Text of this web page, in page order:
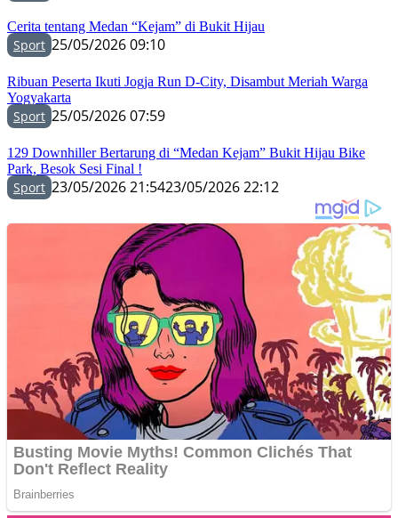
Cerita tentang Medan “Kejam” di Bukit Hijau
Sport 25/05/2026 09:10
Ribuan Peserta Ikuti Jogja Run D-City, Disambut Meriah Warga
Yogyakarta
Sport 25/05/2026 07:59
129 Downhiller Bertarung di “Medan Kejam” Bukit Hijau Bike
Park, Besok Sesi Final !
Sport 23/05/2026 21:5423/05/2026 22:12